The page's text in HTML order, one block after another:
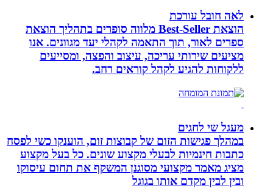
לאה חובל עורכת
הוצאת Best-Seller מלווה סופרים בתהליך הוצאת
ספרים לאור, תוך התאמה לקהלי יעד מגוונים. אנו
מציעים שירותי עריכה, עיצוב והפצה, ומסייעים
ללקוחות להגיע לקהל קוראים רחב.
מעגל שי לחגים
במהלך פגישות הזום של קבוצות זום, הוענקו כשי לפסח
כתבות חינמיות לבעלי מקצוע שונים. כל בעל מקצוע
מציג מאמר מקצועי מסוגנן המשקף את תחום עיסוקו
ובין לבין מקדם אותו בגוגל